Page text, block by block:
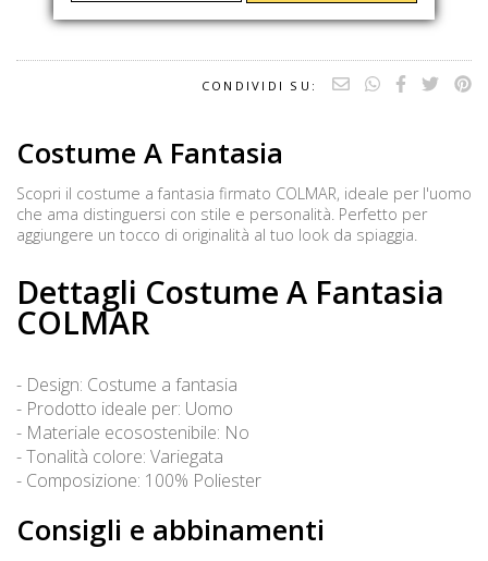
CONDIVIDI SU:
Costume A Fantasia
Scopri il costume a fantasia firmato COLMAR, ideale per l'uomo
che ama distinguersi con stile e personalità. Perfetto per
aggiungere un tocco di originalità al tuo look da spiaggia.
Dettagli Costume A Fantasia
COLMAR
- Design: Costume a fantasia
- Prodotto ideale per: Uomo
- Materiale ecosostenibile: No
- Tonalità colore: Variegata
- Composizione: 100% Poliester
Consigli e abbinamenti